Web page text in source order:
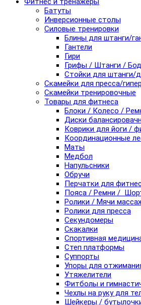
Батуты
Инверсионные столы
Силовые тренировки
Блины для штанги/
Гантели
Гири
Грифы / Штанги /
Стойки для штанги/
Скамейки для пресса/
Скамейки тренировочные
Товары для фитнеса
Блоки / Колесо /
Диски
Коврики для йоги /
Координационные
Маты
Медбол
Напульсники
Обручи
Перчатки для
Пояса / Ремни /
Ролики / Мячи
Ролики для пресса
Секундомеры
Скакалки
Спортивная
Степ платформы
Суппорты
Упоры для
Утяжелители
Фитболы и
Чехлы на руку для
Шейкеры /